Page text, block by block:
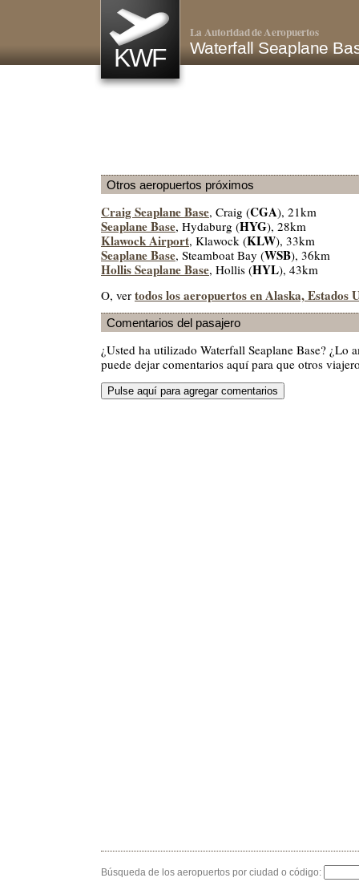
KWF
La Autoridad de Aeropuertos
Waterfall Seaplane
Otros aeropuertos próximos
Craig Seaplane Base, Craig (CGA), 21km
Seaplane Base, Hydaburg (HYG), 28km
Klawock Airport, Klawock (KLW), 33km
Seaplane Base, Steamboat Bay (WSB), 36km
Hollis Seaplane Base, Hollis (HYL), 43km
O, ver todos los aeropuertos en Alaska, Estados
Comentarios del pasajero
¿Usted ha utilizado Waterfall Seaplane Base? ¿Lo
puede dejar comentarios aquí para que otros
Búsqueda de los aeropuertos por ciudad o código: